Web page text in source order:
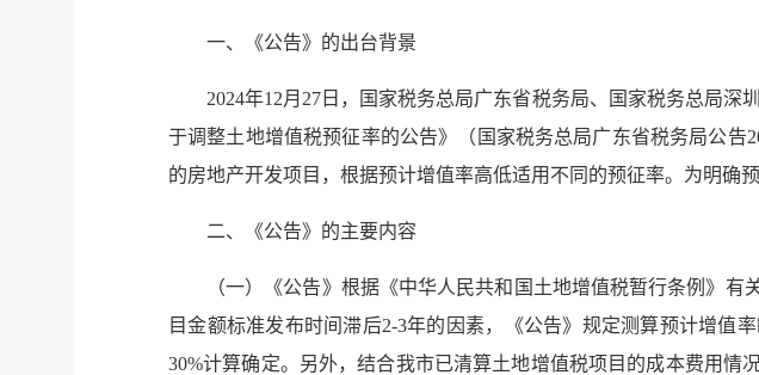
一、《公告》的出台背景
2024年12月27日，国家税务总局广东省税务局、国家税务总局
于调整土地增值税预征率的公告》（国家税务总局广东省税务局公告
的房地产开发项目，根据预计增值率高低适用不同的预征率。为明确
二、《公告》的主要内容
（一）《公告》根据《中华人民共和国土地增值税暂行条例》
目金额标准发布时间滞后2-3年的因素，《公告》规定测算预计增值
30%计算确定。另外，结合我市已清算土地增值税项目的成本费用